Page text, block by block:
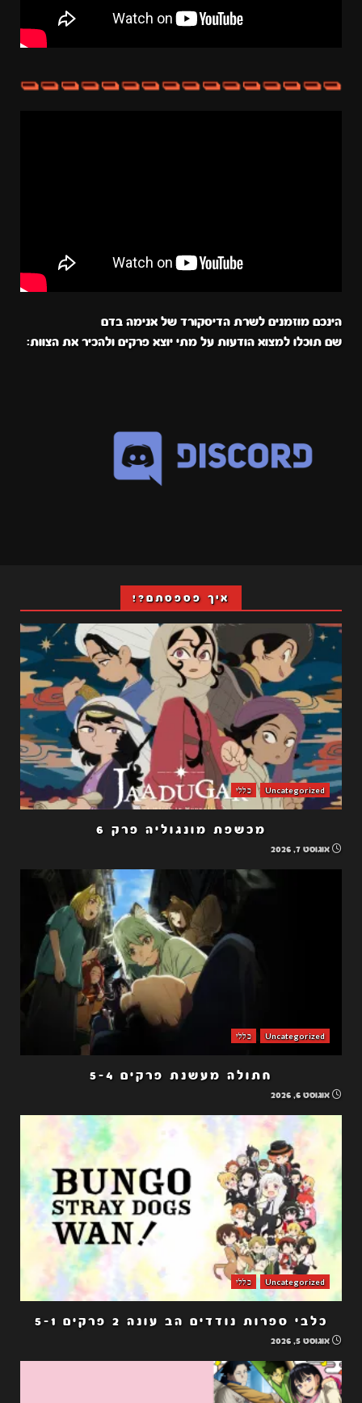
הינכם מוזמנים לשרת הדיסקורד של אנימה בדם
שם תוכלו למצוא הודעות על מתי יוצא פרקים ולהכיר את הצוות:
איך פספסתם?!
Uncategorized כללי
מכשפת מונגוליה פרק 6
אוגוסט 7, 2026
Uncategorized כללי
חתולה מעשנת פרקים 5-4
אוגוסט 6, 2026
Uncategorized כללי
כלבי ספרות נודדים הב עונה 2 פרקים 5-1
אוגוסט 5, 2026